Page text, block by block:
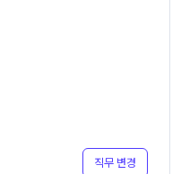
직무 변경